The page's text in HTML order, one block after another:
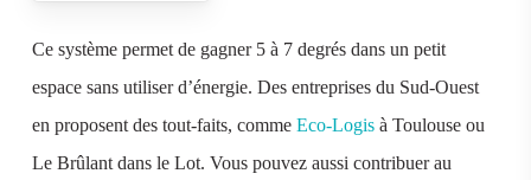
Ce système permet de gagner 5 à 7 degrés dans un petit
espace sans utiliser d’énergie. Des entreprises du Sud-Ouest
en proposent des tout-faits, commeEco-Logis à Toulouse ou
Le Brûlant dans le Lot. Vous pouvez aussi contribuer au